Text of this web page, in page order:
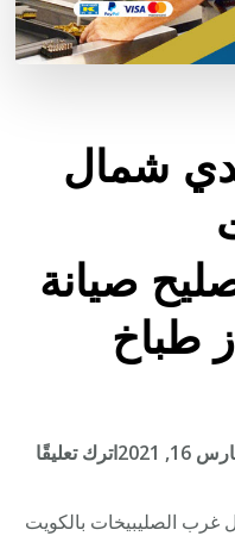
شمال
/ تصليح صيانة
طباخ
16, 2021 اترك تعليقًا
الصليبيخات بالكويت